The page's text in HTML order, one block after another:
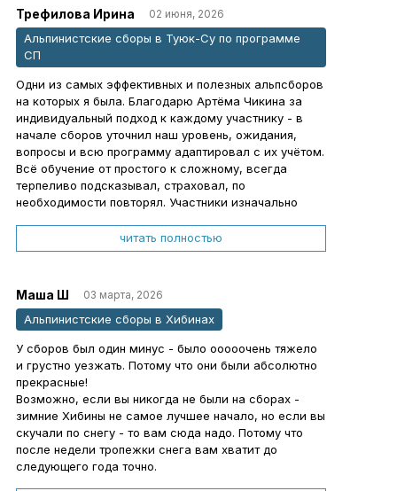
Трефилова Ирина 02 июня, 2026
Альпинистские сборы в Туюк-Су по программе
СП
Одни из самых эффективных и полезных альпсборов
на которых я была. Благодарю Артёма Чикина за
индивидуальный подход к каждому участнику - в
начале сборов уточнил наш уровень, ожидания,
вопросы и всю программу адаптировал с их учётом.
Всё обучение от простого к сложному, всегда
терпеливо подсказывал, страховал, по
необходимости повторял. Участники изначально
командой мы совершили целых четыре
восхождения от 2А до 3Б. Здорово, что Артём
безопаснее ходить в горы.
Даже в дни непогоды и отдыха после восхождений
что каждый день сборов был полезным и
эффективным.
Отдельно хочу отметить комфортный стиль общения,
всегда всё спокойно и обстоятельно, для меня
очень важен эмоциональный фон и ценю умение
инструктора без лишних эмоций вести процесс
обучения, даже если я объективно туплю)
Однозначно рекомендую!
читать полностью
Маша Ш 03 марта, 2026
Альпинистские сборы в Хибинах
У сборов был один минус - было ооооочень тяжело
и грустно уезжать. Потому что они были абсолютно
прекрасные!
Возможно, если вы никогда не были на сборах -
зимние Хибины не самое лучшее начало, но если вы
скучали по снегу - то вам сюда надо. Потому что
после недели тропежки снега вам хватит до
следующего года точно.